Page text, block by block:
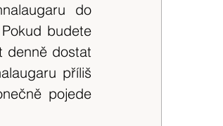
do
budete
denně dostat
příliš
pojede